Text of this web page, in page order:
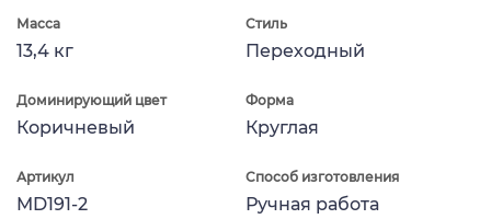
Масса
13,4 кг
Стиль
Переходный
Доминирующий цвет
Коричневый
Форма
Круглая
Артикул
MD191-2
Способ изготовления
Ручная работа